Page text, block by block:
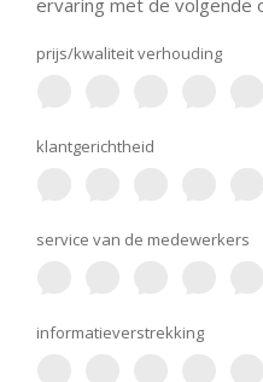
ervaring met de volgende
prijs/kwaliteit verhouding
klantgerichtheid
service van de medewerkers
informatieverstrekking